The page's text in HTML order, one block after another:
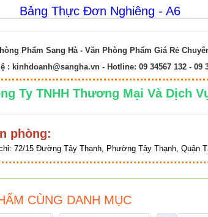
Bảng Thực Đơn Nghiêng - A6
Phẩm Sang Hà - Văn Phòng Phẩm Giá Rẻ
: kinhdoanh@sangha.vn- Hotline: 09 34567 132 - 09
Ty TNHH Thương Mại Và Dịch
phòng:
72/15 Đường Tây Thạnh, Phường Tây Thạnh, Quận
CÙNG DANH MỤC